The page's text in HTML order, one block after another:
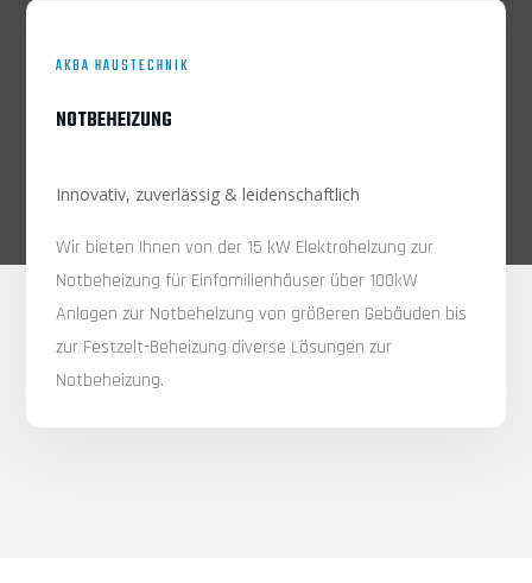
AKBA HAUSTECHNIK
NOTBEHEIZUNG
Innovativ, zuverlässig & leidenschaftlich
Wir bieten Ihnen von der 15 kW Elektroheizung zur
Notbeheizung für Einfamilienhäuser über 100kW
Anlagen zur Notbeheizung von größeren Gebäuden bis
zur Festzelt-Beheizung diverse Lösungen zur
Notbeheizung.